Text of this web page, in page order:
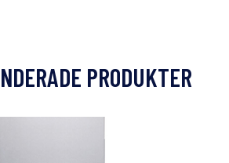
PRODUKTER